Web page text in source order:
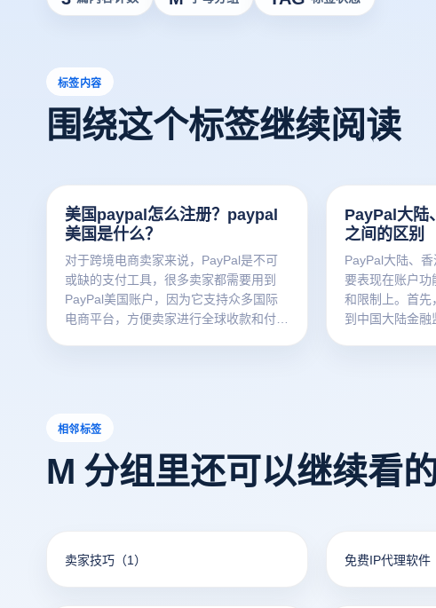
标签内容
围绕这个标签继续阅读
美国paypal怎么注册？paypal
美国是什么？
对于跨境电商卖家来说，PayPal是不可
或缺的支付工具，很多卖家都需要用到
PayPal美国账户，因为它支持众多国际
电商平台，方便卖家进行全球收款和付
将为您详述美国paypal的注册步骤，还会
解答如何有效管理这些账号和防止
PayPal账号关联的问题，这一篇内容绝
PayPal大陆
之间的区别
PayPal大陆、
要表现在账户
和限制上。首先
到中国大陆金
的银行和信用卡
快的提现速度，
相邻标签
M 分组里还可以继续看
卖家技巧 （1） 免费IP代理软件